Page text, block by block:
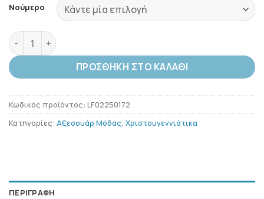
Νούμερο
XMAS TREE KIDS - Many Morning Κάλτσες ποσότητα
ΠΡΟΣΘΉΚΗ ΣΤΟ ΚΑΛΆΘΙ
Κωδικός προϊόντος: LF02250172
Κατηγορίες: Αξεσουάρ Μόδας, Χριστουγεννιάτικα
ΠΕΡΙΓΡΑΦΉ